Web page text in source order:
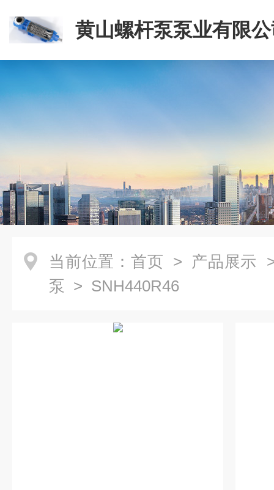
黄山螺杆泵泵业有限
当前位置： 首页 > 产品展示
泵 > SNH440R46